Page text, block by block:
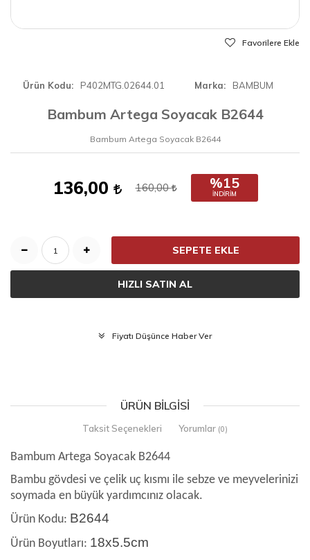
Favorilere Ekle
Ürün Kodu P402MTG.02644.01 Marka BAMBUM
Bambum Artega Soyacak B2644
Bambum Artega Soyacak B2644
136,00 160,00 %15
İNDIRIM
SEPETE EKLE
HIZLI SATIN AL
Fiyatı Düşünce Haber Ver
ÜRÜN BILGISI
Taksit Seçenekleri Yorumlar (0)
Bambum Artega Soyacak B2644
Bambu gövdesi ve çelik uç kısmı ile sebze ve meyvelerinizi
soymada en büyük yardımcınız olacak.
Ürün Kodu: B2644
Ürün Boyutları: 18x5.5cm